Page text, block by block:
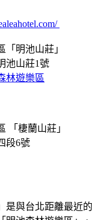
「明池山莊」
池山莊1號
林遊樂區
「棲蘭山莊」
段6號
是與台北距離最近